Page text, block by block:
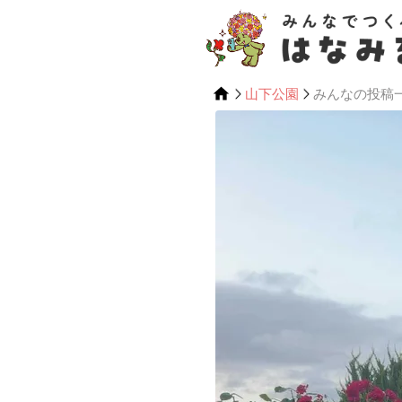
山下公園 みんなの投稿